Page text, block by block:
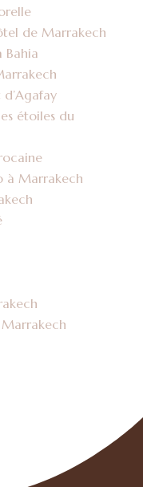
de Marrakech
Bahia
étoiles du
à Marrakech